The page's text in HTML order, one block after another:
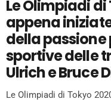
Le Olimpiadi di
appena
della passione
sportive delle
Ulrich e Bruce
Le Olimpiadi di Tokyo